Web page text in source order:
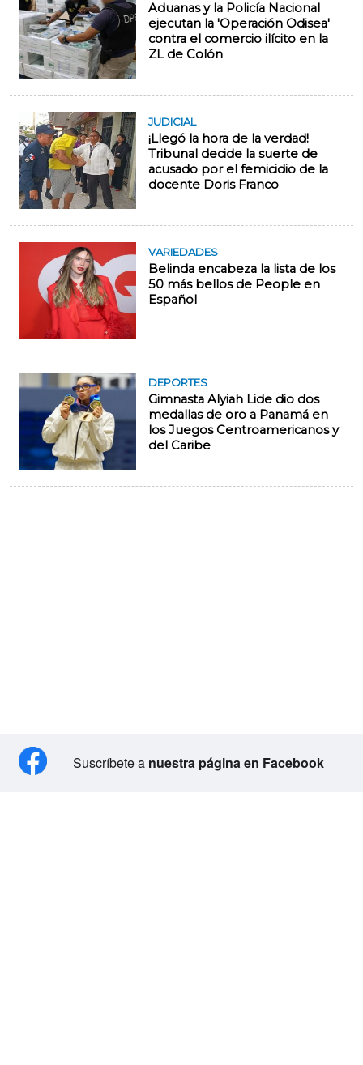
Aduanas y la Policía Nacional
ejecutan la 'Operación Odisea'
contra el comercio ilícito en la
ZL de Colón
JUDICIAL
¡Llegó la hora de la verdad!
Tribunal decide la suerte de
acusado por el femicidio de la
docente Doris Franco
VARIEDADES
Belinda encabeza la lista de los
50 más bellos de People en
Español
DEPORTES
Gimnasta Alyiah Lide dio dos
medallas de oro a Panamá en
los Juegos Centroamericanos y
del Caribe
Suscríbete a nuestra página en Facebook